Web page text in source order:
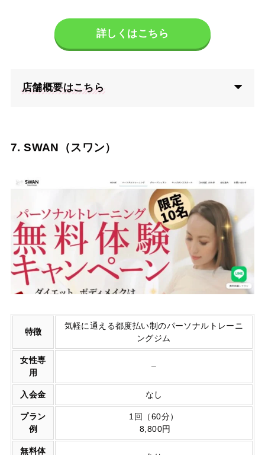
詳しくはこちら
店舗概要はこちら
7. SWAN（スワン）
特徴
気軽に通える都度払い制のパーソナルトレーニ
ングジム
女性専
用
–
入会金 なし
プラン
例
1回（60分）
8,800円
無料体